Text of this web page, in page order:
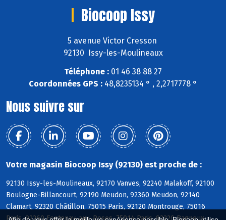
Biocoop Issy
5 avenue Victor Cresson
92130 Issy-les-Moulineaux
Téléphone : 01 46 38 88 27
Coordonnées GPS : 48,8235134 ° , 2,2717778 °
Nous suivre sur
Votre magasin Biocoop Issy (92130) est proche de :
92130 Issy-les-Moulineaux, 92170 Vanves, 92240 Malakoff, 92100
Boulogne-Billancourt, 92190 Meudon, 92360 Meudon, 92140
Clamart, 92320 Châtillon, 75015 Paris, 92120 Montrouge, 75016
Paris, 92260 Fontenay-aux-Roses, 75014 Paris, 92220 Bagneux,